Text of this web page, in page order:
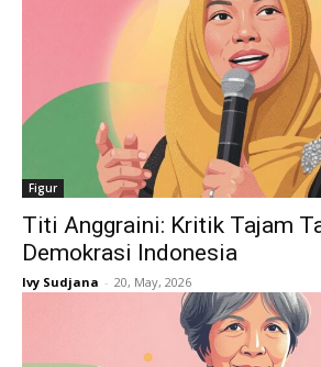
Figur
Titi Anggraini: Kritik Tajam
Demokrasi Indonesia
Ivy Sudjana - 20, May, 2026